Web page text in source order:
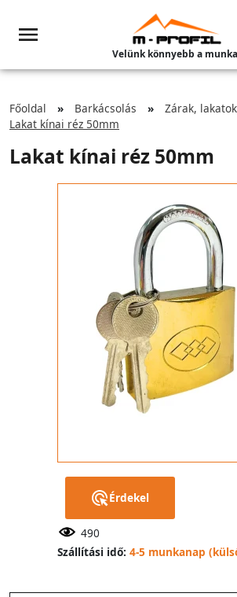
Velünk könnyebb a
Főoldal Barkácsolás Zárak, lakatok
Lakat kínai réz 50mm
Lakat kínai réz 50mm
Érdekel
490
Szállítási idő: 4-5 munkanap